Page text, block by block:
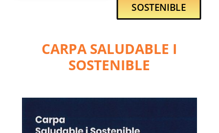
SOSTENIBLE
CARPA SALUDABLE I
SOSTENIBLE